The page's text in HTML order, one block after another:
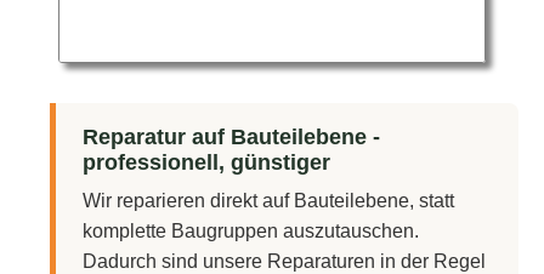
Reparatur auf Bauteilebene -
professionell, günstiger
Wir reparieren direkt auf Bauteilebene, statt
komplette Baugruppen auszutauschen.
Dadurch sind unsere Reparaturen in der Regel